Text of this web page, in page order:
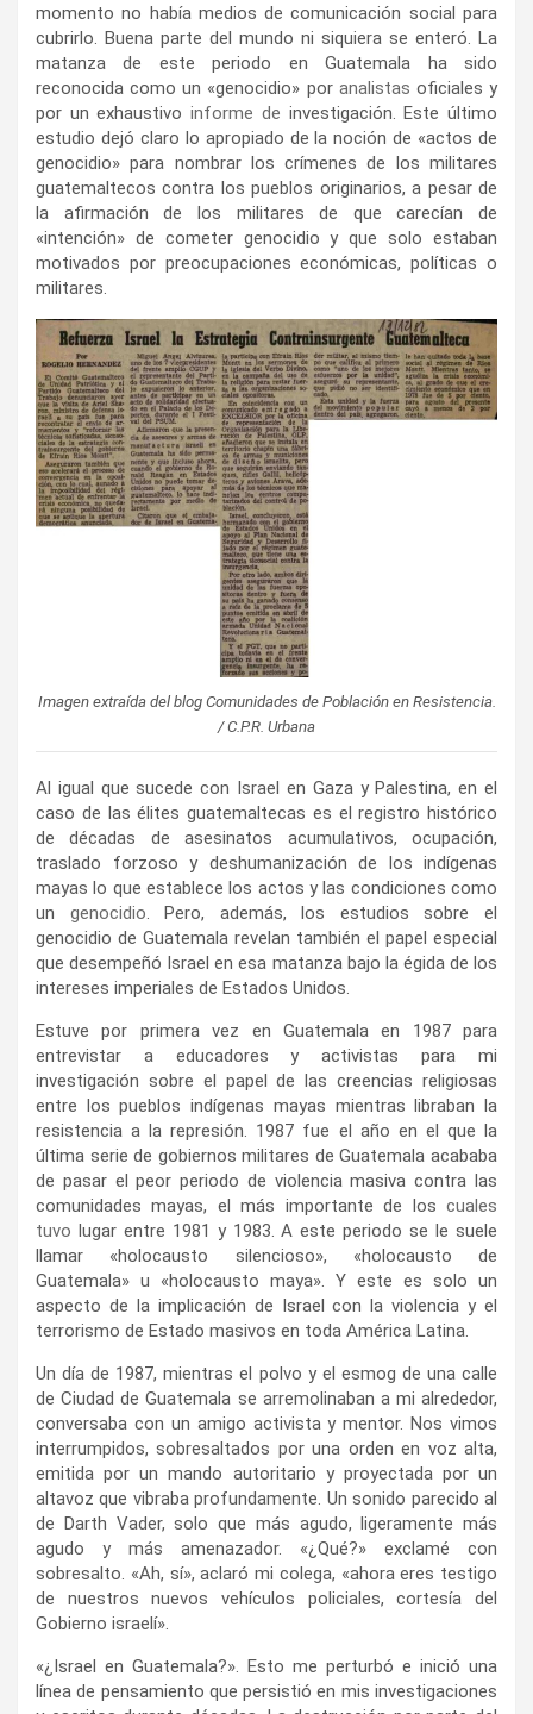
momento no había medios de comunicación social para
cubrirlo. Buena parte del mundo ni siquiera se enteró. La
matanza de este periodo en Guatemala ha sido
reconocida como un «genocidio» por analistas oficiales y
por un exhaustivoinforme de investigación. Este último
estudio dejó claro lo apropiado de la noción de «actos de
genocidio» para nombrar los crímenes de los militares
guatemaltecos contra los pueblos originarios, a pesar de
la afirmación de los militares de que carecían de
«intención» de cometer genocidio y que solo estaban
motivados por preocupaciones económicas, políticas o
militares.
Imagen extraída del blog Comunidades de Población en Resistencia.
/ C.P.R. Urbana
Al igual que sucede con Israel en Gaza y Palestina, en el
caso de las élites guatemaltecas es el registro histórico
de décadas de asesinatos acumulativos, ocupación,
traslado forzoso y deshumanización de los indígenas
mayas lo que establece los actos y las condiciones como
un genocidio. Pero, además, los estudios sobre el
genocidio de Guatemala revelan también el papel especial
que desempeñó Israel en esa matanza bajo la égida de los
intereses imperiales de Estados Unidos.
Estuve por primera vez en Guatemala en 1987 para
entrevistar a educadores y activistas para mi
investigación sobre el papel de las creencias religiosas
entre los pueblos indígenas mayas mientras libraban la
resistencia a la represión. 1987 fue el año en el que la
última serie de gobiernos militares de Guatemala acababa
de pasar el peor periodo de violencia masiva contra las
comunidades mayas, el más importante de los cuales
tuvo lugar entre 1981 y 1983. A este periodo se le suele
llamar «holocausto silencioso», «holocausto de
Guatemala» u «holocausto maya». Y este es solo un
aspecto de la implicación de Israel con la violencia y el
terrorismo de Estado masivos en toda América Latina.
Un día de 1987, mientras el polvo y el esmog de una calle
de Ciudad de Guatemala se arremolinaban a mi alrededor,
conversaba con un amigo activista y mentor. Nos vimos
interrumpidos, sobresaltados por una orden en voz alta,
emitida por un mando autoritario y proyectada por un
altavoz que vibraba profundamente. Un sonido parecido al
de Darth Vader, solo que más agudo, ligeramente más
agudo y más amenazador. «¿Qué?» exclamé con
sobresalto. «Ah, sí», aclaró mi colega, «ahora eres testigo
de nuestros nuevos vehículos policiales, cortesía del
Gobierno israelí».
«¿Israel en Guatemala?». Esto me perturbó e inició una
línea de pensamiento que persistió en mis investigaciones